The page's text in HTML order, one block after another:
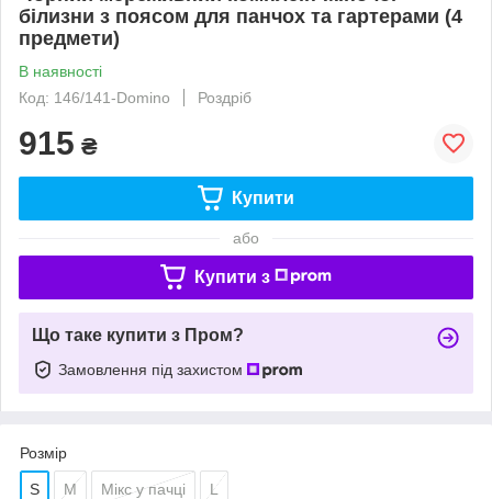
білизни з поясом для панчох та гартерами (4
предмети)
В наявності
Код: 146/141-Domino
Роздріб
915 ₴
Купити
або
Купити з
Що таке купити з Пром?
Замовлення під захистом
Розмір
S M Мікс у пачці L